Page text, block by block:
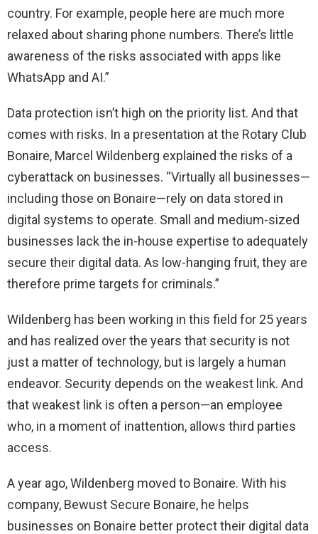
country. For example, people here are much more
relaxed about sharing phone numbers. There’s little
awareness of the risks associated with apps like
WhatsApp and AI.”
Data protection isn’t high on the priority list. And that
comes with risks. In a presentation at the Rotary Club
Bonaire, Marcel Wildenberg explained the risks of a
cyberattack on businesses. “Virtually all businesses—
including those on Bonaire—rely on data stored in
digital systems to operate. Small and medium-sized
businesses lack the in-house expertise to adequately
secure their digital data. As low-hanging fruit, they are
therefore prime targets for criminals.”
Wildenberg has been working in this field for 25 years
and has realized over the years that security is not
just a matter of technology, but is largely a human
endeavor. Security depends on the weakest link. And
that weakest link is often a person—an employee
who, in a moment of inattention, allows third parties
access.
A year ago, Wildenberg moved to Bonaire. With his
company, Bewust Secure Bonaire, he helps
businesses on Bonaire better protect their digital data